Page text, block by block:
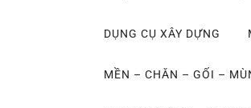
DỤNG CỤ XÂY DỰNG
MỀN – CHĂN – GỐI –